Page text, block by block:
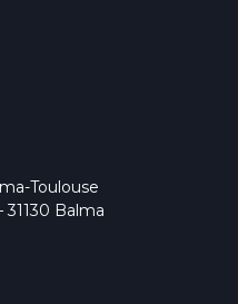
Toulouse
31130 Balma